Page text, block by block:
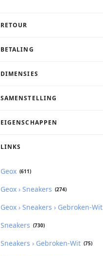
RETOUR
BETALING
DIMENSIES
SAMENSTELLING
EIGENSCHAPPEN
LINKS
Geox (611)
Geox › Sneakers (274)
Geox › Sneakers › Gebroken-Wit
Sneakers (730)
Sneakers › Gebroken-Wit (75)